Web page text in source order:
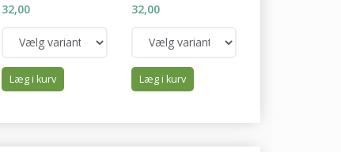
32,00
Læg i kurv
32,00
Læg i kurv